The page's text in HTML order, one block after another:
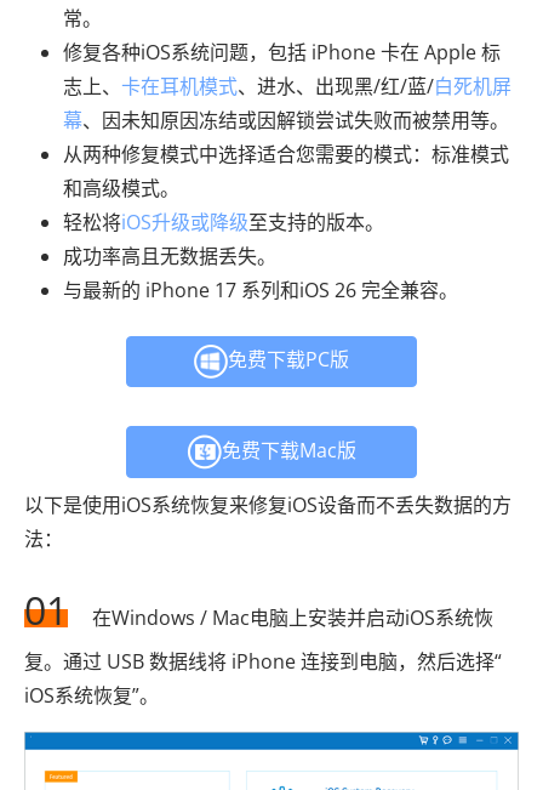
常。
修复各种iOS系统问题，包括 iPhone 卡在 Apple 标
志上、 卡在耳机模式、进水、出现黑/红/蓝/白死机屏
幕、因未知原因冻结或因解锁尝试失败而被禁用等。
从两种修复模式中选择适合您需要的模式：标准模式
和高级模式。
轻松将iOS升级或降级至支持的版本。
成功率高且无数据丢失。
与最新的 iPhone 17 系列和iOS 26 完全兼容。
免费下载PC版
免费下载Mac版
以下是使用iOS系统恢复来修复iOS设备而不丢失数据的方
法：
01
在Windows / Mac电脑上安装并启动iOS系统恢
复。通过 USB 数据线将 iPhone 连接到电脑，然后选择“
iOS系统恢复”。